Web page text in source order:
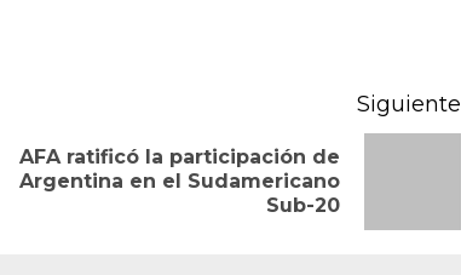
Entrada
Siguiente
Siguiente
AFA ratificó la participación de
Argentina en el Sudamericano
Sub-20